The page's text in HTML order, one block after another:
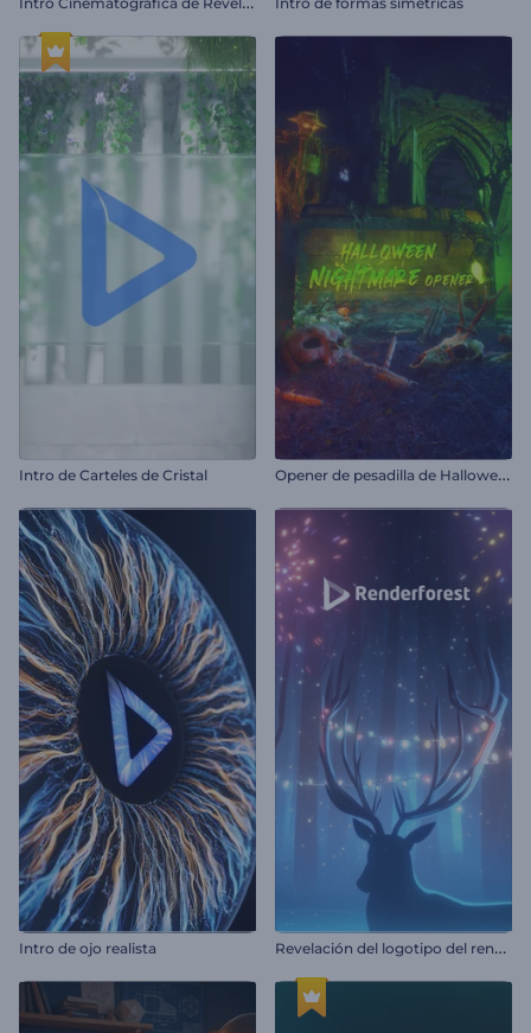
Intro de Carteles de Cristal O
pener de pesadilla de Halloween
Intro de ojo realista R
evelación del logotipo del reno navideño